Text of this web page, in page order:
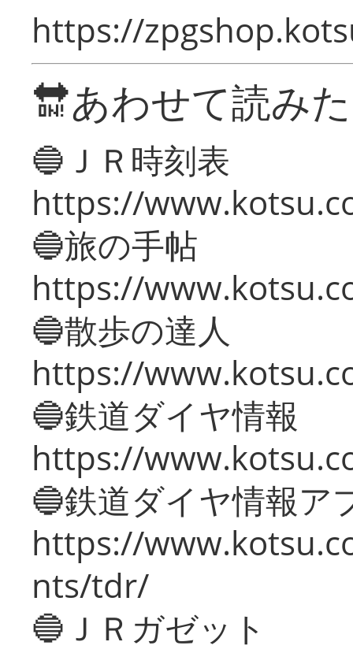
https://
🔛あわせて読み
🔵ＪＲ時刻表
https://
🔵旅の手帖
https://
🔵散歩の達人
https://
🔵鉄道ダイヤ情報
https://
🔵鉄道ダイヤ情報ア
https://
nts/tdr/
🔵ＪＲガゼット